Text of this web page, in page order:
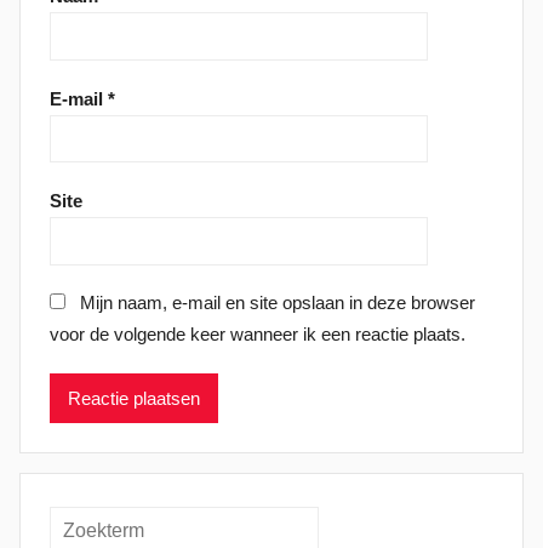
E-mail *
Site
Mijn naam, e-mail en site opslaan in deze browser
voor de volgende keer wanneer ik een reactie plaats.